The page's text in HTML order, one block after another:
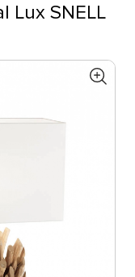
Lux SNELL